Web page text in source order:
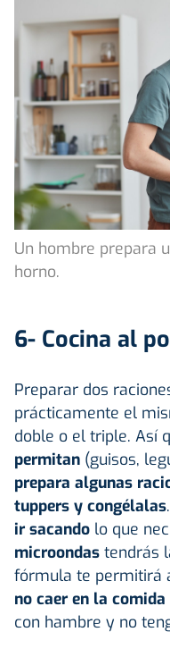
Un hombre prepara
horno.
6- Cocina al
Preparar dos
prácticamente el
doble o el triple. Así
permitan (guisos,
prepara algunas
tuppers y congélalas
ir sacando lo que
microondas tendrás
fórmula te permitirá
no caer en la
con hambre y no